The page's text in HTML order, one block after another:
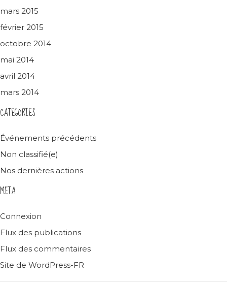
mars 2015
février 2015
octobre 2014
mai 2014
avril 2014
mars 2014
CATEGORIES
Événements précédents
Non classifié(e)
Nos dernières actions
META
Connexion
Flux des publications
Flux des commentaires
Site de WordPress-FR